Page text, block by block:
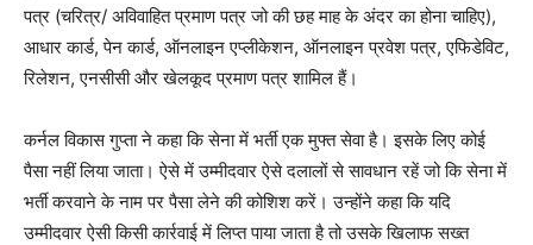
पत्र (चरित्र/ अविवाहित प्रमाण पत्र जो की छह माह के अंदर का होना चाहिए),
आधार कार्ड, पेन कार्ड, ऑनलाइन एप्लीकेशन, ऑनलाइन प्रवेश पत्र, एफिडेविट,
रिलेशन, एनसीसी और खेलकूद प्रमाण पत्र शामिल हैं।
कर्नल विकास गुप्ता ने कहा कि सेना में भर्ती एक मुफ्त सेवा है। इसके लिए कोई
पैसा नहीं लिया जाता। ऐसे में उम्मीदवार ऐसे दलालों से सावधान रहें जो कि सेना में
भर्ती करवाने के नाम पर पैसा लेने की कोशिश करें। उन्होंने कहा कि यदि
उम्मीदवार ऐसी किसी कार्रवाई में लिप्त पाया जाता है तो उसके खिलाफ सख्त